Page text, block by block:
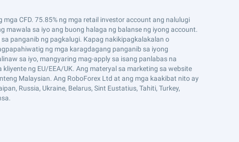
CFD. 75.85% ng mga retail investor account ang nalulugi
mawala sa iyo ang buong halaga ng balanse ng iyong account.
panganib ng pagkalugi. Kapag nakikipagkalakalan o
ng mga karagdagang panganib sa iyong
sa iyo, mangyaring mag-apply sa isang panlabas na
ng EU/EEA/UK. Ang materyal sa marketing sa website
Malaysian. Ang RoboForex Ltd at ang mga kaakibat nito ay
Russia, Ukraine, Belarus, Sint Eustatius, Tahiti, Turkey,